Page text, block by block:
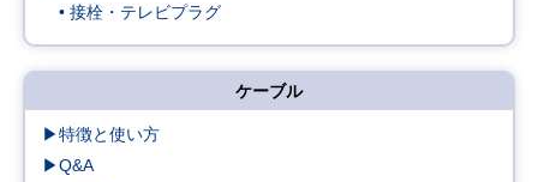
• 接栓・テレビプラグ
ケーブル
▶特徴と使い方
▶Q&A